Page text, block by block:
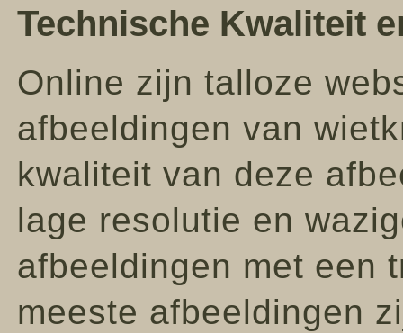
Technische Kwaliteit
Online zijn talloze
afbeeldingen van
kwaliteit van deze
lage resolutie en
afbeeldingen met een
meeste afbeeldingen